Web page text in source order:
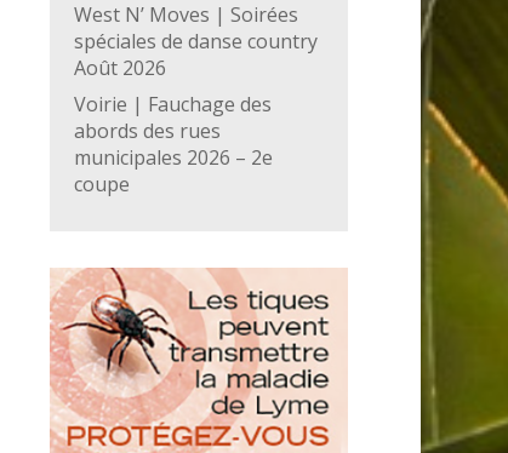
West N’ Moves | Soirées
spéciales de danse country
Août 2026
Voirie | Fauchage des
abords des rues
municipales 2026 – 2e
coupe